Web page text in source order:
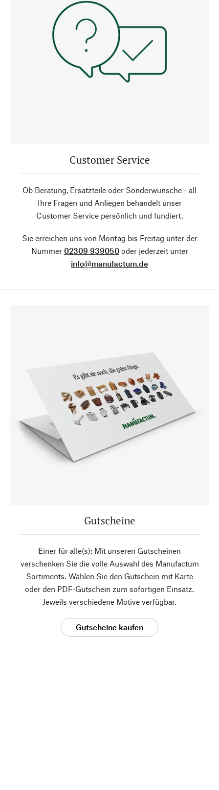
Customer Service
Ob Beratung, Ersatzteile oder Sonderwünsche - all
Ihre Fragen und Anliegen behandelt unser
Customer Service persönlich und fundiert.
Sie erreichen uns von Montag bis Freitag unter der
Nummer 02309 939050oder jederzeit unter
info@manufactum.de
Gutscheine
Einer für alle(s): Mit unseren Gutscheinen
verschenken Sie die volle Auswahl des Manufactum
Sortiments. Wählen Sie den Gutschein mit Karte
oder den PDF-Gutschein zum sofortigen Einsatz.
Jeweils verschiedene Motive verfügbar.
Gutscheine kaufen